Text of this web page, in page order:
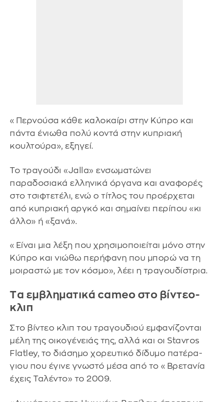
«Περνούσα κάθε καλοκαίρι στην Κύπρο και
πάντα ένιωθα πολύ κοντά στην κυπριακή
κουλτούρα», εξηγεί.
Το τραγούδι «Jalla» ενσωματώνει
παραδοσιακά ελληνικά όργανα και αναφορές
στο τσιφτετέλι, ενώ ο τίτλος του προέρχεται
από κυπριακή αργκό και σημαίνει περίπου «κι
άλλο» ή «ξανά».
«Είναι μια λέξη που χρησιμοποιείται μόνο στην
Κύπρο και νιώθω περήφανη που μπορώ να τη
μοιραστώ με τον κόσμο», λέει η τραγουδίστρια.
Tα εμβληματικά cameo στο βίντεο-
κλιπ
Στο βίντεο κλιπ του τραγουδιού εμφανίζονται
μέλη της οικογένειάς της, αλλά και οι Stavros
Flatley, το διάσημο χορευτικό δίδυμο πατέρα-
γιου που έγινε γνωστό μέσα από το «Βρετανία
έχεις Ταλέντο» το 2009.